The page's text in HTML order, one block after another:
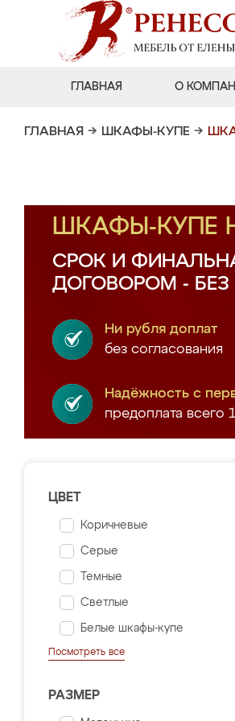
ГЛАВНАЯ О
ГЛАВНАЯ → ШКАФЫ-КУПЕ →
ШКАФЫ-КУПЕ
СРОК И
ДОГОВОРОМ -
Ни рубля доплат
без согласования
Надёжность с
предоплата всего
ЦВЕТ
Коричневые
Серые
Темные
Светлые
Белые шкафы-купе
Посмотреть все
РАЗМЕР